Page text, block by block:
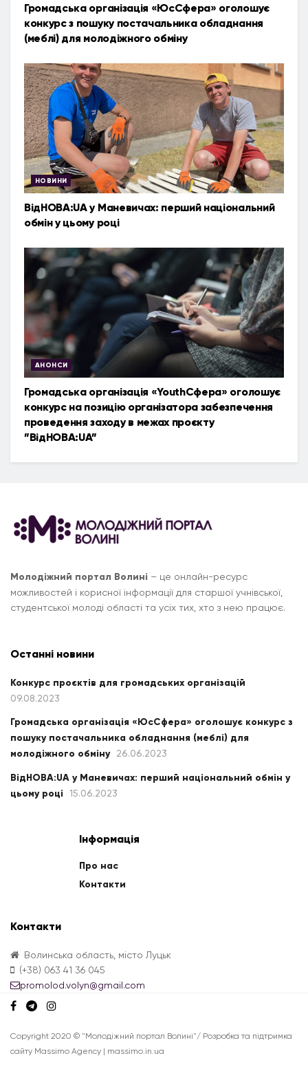
Громадська організація «ЮсСфера» оголошує
конкурс з пошуку постачальника обладнання
(меблі) для молодіжного обміну
НОВИНИ
ВідНОВА:UA у Маневичах: перший національний
обмін у цьому році
АНОНСИ
Громадська організація «YouthСфера» оголошує
конкурс на позицію організатора забезпечення
проведення заходу в межах проєкту
”ВідНОВА:UA”
Молодіжний портал Волині – це онлайн-ресурс
можливостей і корисної інформації для старшої учнівської,
студентської молоді області та усіх тих, хто з нею працює.
Останні новини
Конкурс проєктів для громадських організацій
09.08.2023
Громадська організація «ЮсСфера» оголошує конкурс з
пошуку постачальника обладнання (меблі) для
молодіжного обміну
26.06.2023
ВідНОВА:UA у Маневичах: перший національний обмін у
цьому році
15.06.2023
Інформація
Про нас
Контакти
Контакти
Волинська область, місто Луцьк
(+38) 063 41 36 045
promolod.volyn@gmail.com
Copyright 2020 © "Молодіжний портал Волині"/ Розробка та підтримка
сайту Massimo Agency | massimo.in.ua